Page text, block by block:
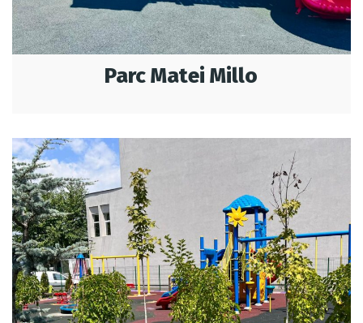
Parc Matei Millo